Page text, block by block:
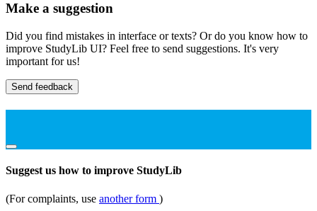
Make a suggestion
Did you find mistakes in interface or texts? Or do you know how to
improve StudyLib UI? Feel free to send suggestions. It's very
important for us!
Send feedback
Suggest us how to improve StudyLib
(For complaints, use another form )